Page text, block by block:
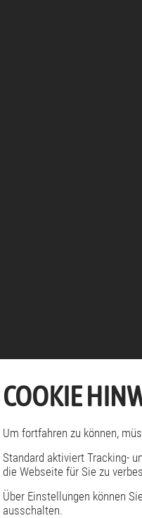
COOKIE
Um fortfahren zu können,
Standard aktiviert Tracking-
die Webseite für Sie zu
Über Einstellungen können
ausschalten.